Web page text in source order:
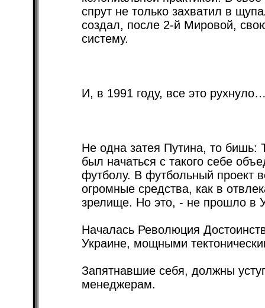
спрут не только захватил в
создал, после 2-й Мировой,
систему.
И, в 1991 году, все это
Не одна затея Путина, то
был начаться с такого себе
футболу. В футбольный проект
огромные средства, как в
зрелище. Но это, - не прошло в
Началась Революция
Украине, мощными
Запятнавшие себя, должны
менеджерам.